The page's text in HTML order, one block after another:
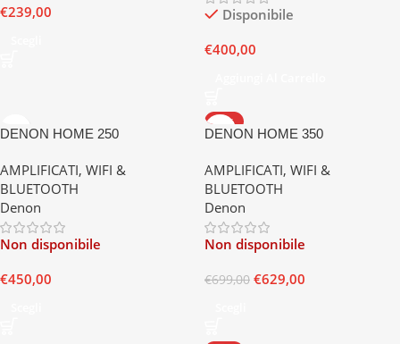
€239,00
Disponibile
€400,00
DENON HOME 250
AMPLIFICATI, WIFI &
BLUETOOTH
Denon
Non disponibile
€450,00
-10%
DENON HOME 350
AMPLIFICATI, WIFI &
BLUETOOTH
Denon
Non disponibile
€699,00 €629,00